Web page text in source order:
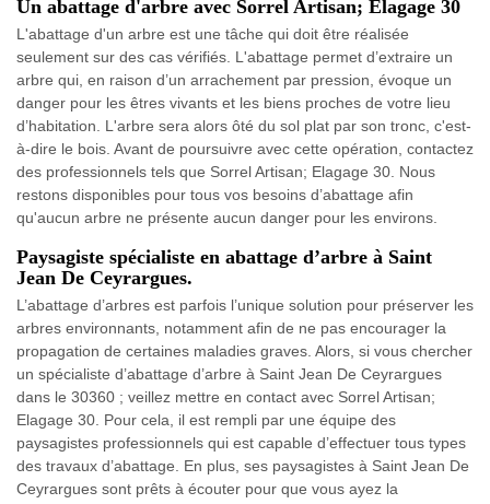
Un abattage d'arbre avec Sorrel Artisan; Elagage 30
L'abattage d'un arbre est une tâche qui doit être réalisée
seulement sur des cas vérifiés. L'abattage permet d’extraire un
arbre qui, en raison d’un arrachement par pression, évoque un
danger pour les êtres vivants et les biens proches de votre lieu
d’habitation. L'arbre sera alors ôté du sol plat par son tronc, c'est-
à-dire le bois. Avant de poursuivre avec cette opération, contactez
des professionnels tels que Sorrel Artisan; Elagage 30. Nous
restons disponibles pour tous vos besoins d’abattage afin
qu'aucun arbre ne présente aucun danger pour les environs.
Paysagiste spécialiste en abattage d’arbre à Saint
Jean De Ceyrargues.
L’abattage d’arbres est parfois l’unique solution pour préserver les
arbres environnants, notamment afin de ne pas encourager la
propagation de certaines maladies graves. Alors, si vous chercher
un spécialiste d’abattage d’arbre à Saint Jean De Ceyrargues
dans le 30360 ; veillez mettre en contact avec Sorrel Artisan;
Elagage 30. Pour cela, il est rempli par une équipe des
paysagistes professionnels qui est capable d’effectuer tous types
des travaux d’abattage. En plus, ses paysagistes à Saint Jean De
Ceyrargues sont prêts à écouter pour que vous ayez la